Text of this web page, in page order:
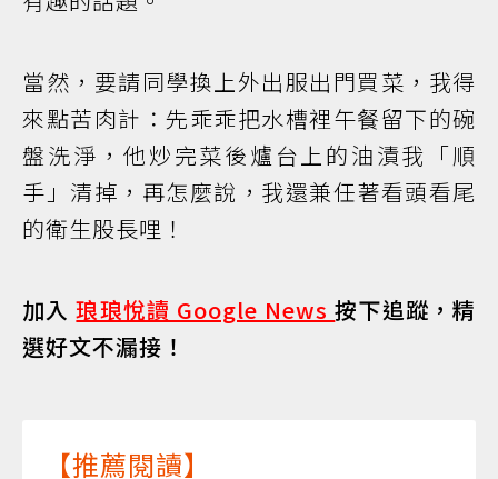
當然，要請同學換上外出服出門買菜，我得
來點苦肉計：先乖乖把水槽裡午餐留下的碗
盤洗淨，他炒完菜後爐台上的油漬我「順
手」清掉，再怎麼說，我還兼任著看頭看尾
的衛生股長哩！
加入琅琅悅讀 Google News按下追蹤，精
選好文不漏接！
【推薦閱讀】